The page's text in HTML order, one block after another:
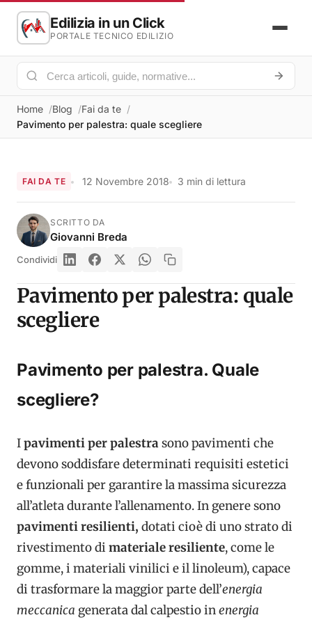
Edilizia in un Click
PORTALE TECNICO EDILIZIO
Home Blog
Fai da te
Pavimento per palestra: quale scegliere
FAI DA TE 12 Novembre 2018 3 min di lettura
SCRITTO DA
Giovanni Breda
Condividi
Pavimento per palestra: quale
scegliere
Pavimento per palestra. Quale
scegliere?
Ipavimenti per palestrasono pavimenti che
devono soddisfare determinati requisiti estetici
e funzionali per garantire la massima sicurezza
all’atleta durante l’allenamento. In genere sono
pavimenti resilienti, dotati cioè di uno strato di
rivestimento di materiale resiliente, come le
gomme, i materiali vinilici e il linoleum), capace
di trasformare la maggior parte dell’energia
meccanica generata dal calpestio inenergia